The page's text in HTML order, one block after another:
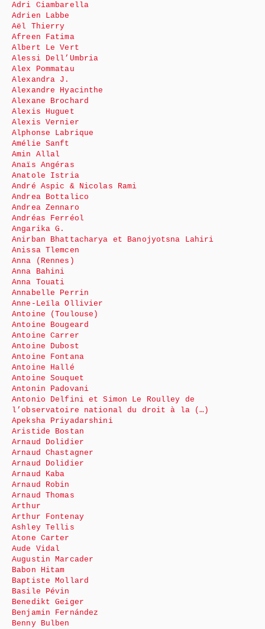
Adri Ciambarella
Adrien Labbe
Aël Thierry
Afreen Fatima
Albert Le Vert
Alessi Dell’Umbria
Alex Pommatau
Alexandra J.
Alexandre Hyacinthe
Alexane Brochard
Alexis Huguet
Alexis Vernier
Alphonse Labrique
Amélie Sanft
Amin Allal
Anaïs Angéras
Anatole Istria
André Aspic & Nicolas Rami
Andrea Bottalico
Andrea Zennaro
Andréas Ferréol
Angarika G.
Anirban Bhattacharya et Banojyotsna Lahiri
Anissa Tlemcen
Anna (Rennes)
Anna Bahini
Anna Touati
Annabelle Perrin
Anne-Leïla Ollivier
Antoine (Toulouse)
Antoine Bougeard
Antoine Carrer
Antoine Dubost
Antoine Fontana
Antoine Hallé
Antoine Souquet
Antonin Padovani
Antonio Delfini et Simon Le Roulley de
l’observatoire national du droit à la (…)
Apeksha Priyadarshini
Aristide Bostan
Arnaud Dolidier
Arnaud Chastagner
Arnaud Dolidier
Arnaud Kaba
Arnaud Robin
Arnaud Thomas
Arthur
Arthur Fontenay
Ashley Tellis
Atone Carter
Aude Vidal
Augustin Marcader
Babon Hitam
Baptiste Mollard
Basile Pévin
Benedikt Geiger
Benjamin Fernández
Benny Bulben